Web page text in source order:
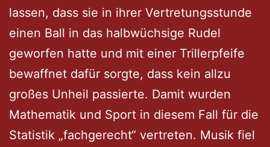
lassen, dass sie in ihrer Vertretungsstunde
einen Ball in das halbwüchsige Rudel
geworfen hatte und mit einer Trillerpfeife
bewaffnet dafür sorgte, dass kein allzu
großes Unheil passierte. Damit wurden
Mathematik und Sport in diesem Fall für die
Statistik „fachgerecht“ vertreten. Musik fiel